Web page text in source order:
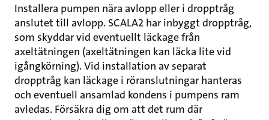
Installera pumpen nära avlopp eller i dropptråg
anslutet till avlopp. SCALA2 har inbyggt dropptråg,
som skyddar vid eventuellt läckage från
axeltätningen (axeltätningen kan läcka lite vid
igångkörning). Vid installation av separat
dropptråg kan läckage i röranslutningar hanteras
och eventuell ansamlad kondens i pumpens ram
avledas. Försäkra dig om att det rum där